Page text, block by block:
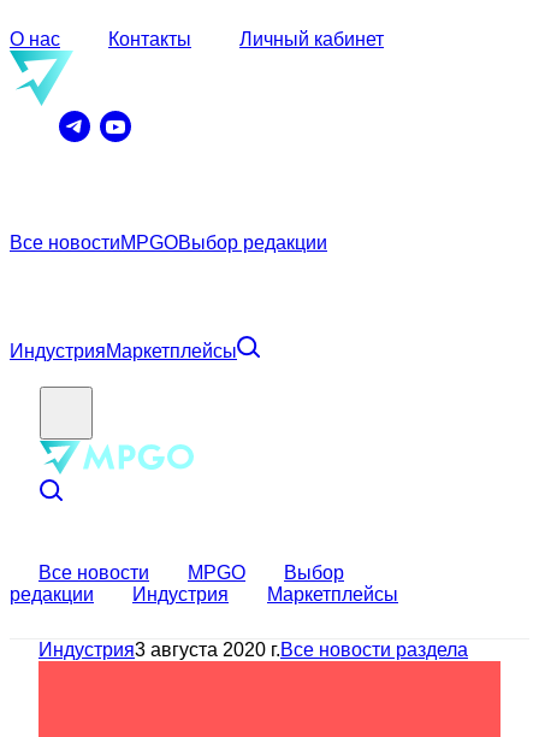
О нас Контакты Личный кабинет
Все новостиMPGOВыбор редакции
ИндустрияМаркетплейсы
Все новости MPGO
Выбор
редакции
Индустрия Маркетплейсы
Индустрия3 августа 2020 г.Все новости раздела